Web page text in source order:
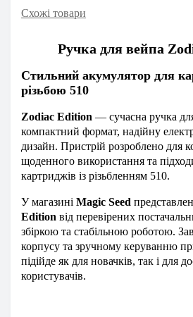
Схожі товари
Ручка для вейпа
Стильний акумулятор для
різьбою 510
Zodiac Edition — сучасна ручка
компактний формат, надійну
дизайн. Пристрій розроблено для
щоденного використання та
картриджів із різьбленням 510.
У магазині Magic Seed
Edition від перевірених
збіркою та стабільною роботою.
корпусу та зручному керуванню
підійде як для новачків, так і для
користувачів.